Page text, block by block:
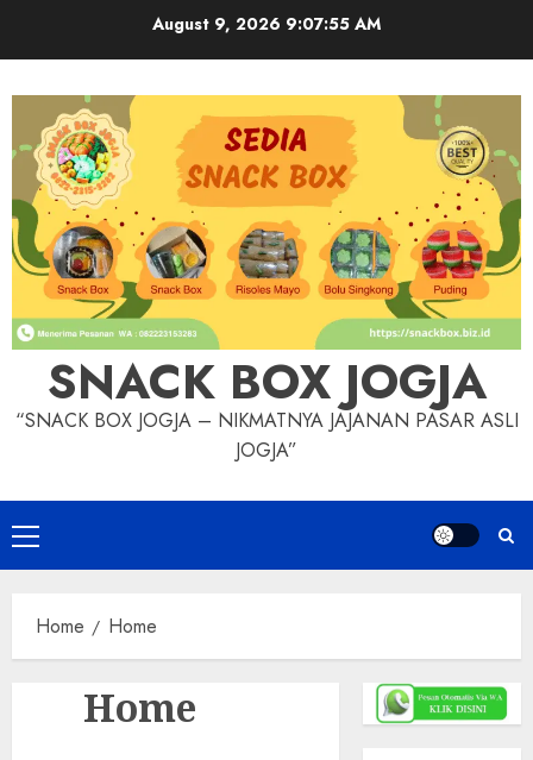
August 9, 2026 9:07:55 AM
SNACK BOX JOGJA
“SNACK BOX JOGJA – NIKMATNYA JAJANAN PASAR ASLI
JOGJA”
Primary
Menu
Home Home
Home